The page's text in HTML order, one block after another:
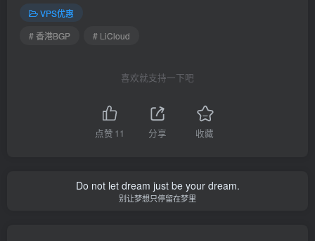
VPS优惠
# 香港BGP
# LiCloud
喜欢就支持一下吧
点赞 11 分享 收藏
Do not let dream just be your dream.
别让梦想只停留在梦里